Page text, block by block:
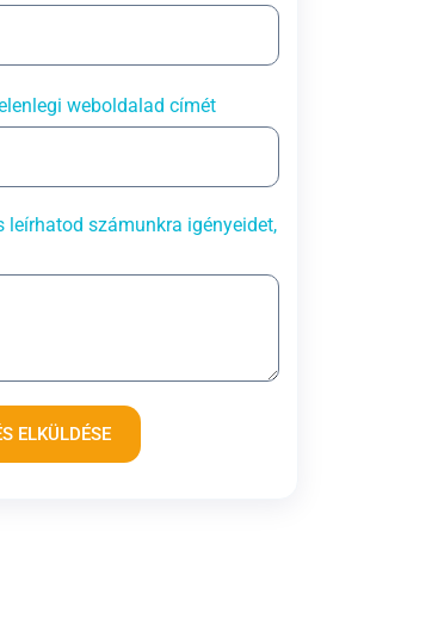
weboldalad címét
számunkra igényeidet,
ELKÜLDÉSE